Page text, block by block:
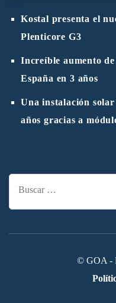
Kostal presenta el
Plenticore G3
Increíble aumento de
España en 3 años
Una instalación
años gracias a
© GOA -